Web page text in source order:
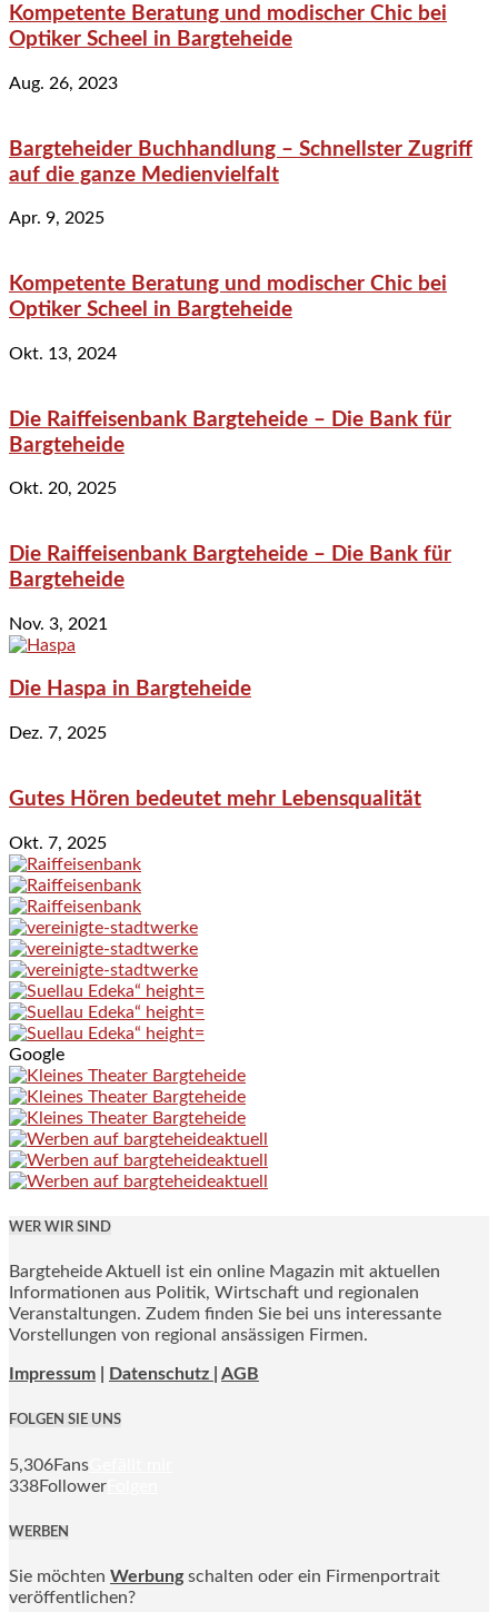
Kompetente Beratung und modischer Chic bei
Optiker Scheel in Bargteheide
Aug. 26, 2023
Bargteheider Buchhandlung – Schnellster Zugriff
auf die ganze Medienvielfalt
Apr. 9, 2025
Kompetente Beratung und modischer Chic bei
Optiker Scheel in Bargteheide
Okt. 13, 2024
Die Raiffeisenbank Bargteheide – Die Bank für
Bargteheide
Okt. 20, 2025
Die Raiffeisenbank Bargteheide – Die Bank für
Bargteheide
Nov. 3, 2021
Die Haspa in Bargteheide
Dez. 7, 2025
Gutes Hören bedeutet mehr Lebensqualität
Okt. 7, 2025
Google
WER WIR SIND
Bargteheide Aktuell ist ein online Magazin mit aktuellen
Informationen aus Politik, Wirtschaft und regionalen
Veranstaltungen. Zudem finden Sie bei uns interessante
Vorstellungen von regional ansässigen Firmen.
Impressum Datenschutz | AGB
FOLGEN SIE UNS
5,306Fans
338Follower
WERBEN
Sie möchten Werbung schalten oder ein Firmenportrait
veröffentlichen?